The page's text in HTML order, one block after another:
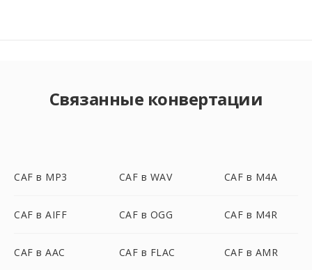
Связанные конвертации
CAF в MP3 CAF в WAV CAF в M4A
CAF в AIFF CAF в OGG CAF в M4R
CAF в AAC CAF в FLAC CAF в AMR